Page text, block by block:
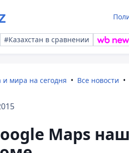
#Казахстан в сравнении
и мира на сегодня Все новости
Maps